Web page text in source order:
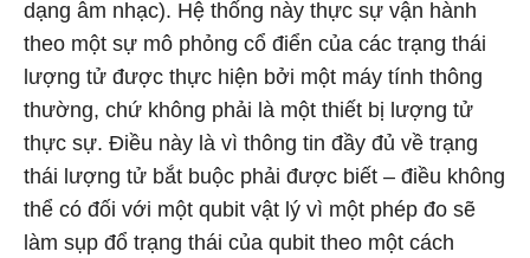
dạng âm nhạc). Hệ thống này thực sự vận hành
theo một sự mô phỏng cổ điển của các trạng thái
lượng tử được thực hiện bởi một máy tính thông
thường, chứ không phải là một thiết bị lượng tử
thực sự. Điều này là vì thông tin đầy đủ về trạng
thái lượng tử bắt buộc phải được biết – điều không
thể có đối với một qubit vật lý vì một phép đo sẽ
làm sụp đổ trạng thái của qubit theo một cách